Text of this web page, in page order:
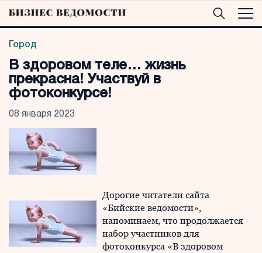
Город
В здоровом теле… жизнь
прекрасна! Участвуй в
фотоконкурсе!
08 января 2023
Дорогие читатели сайта
«Бийские ведомости»,
напоминаем, что продолжается
набор участников для
фотоконкурса «В здоровом